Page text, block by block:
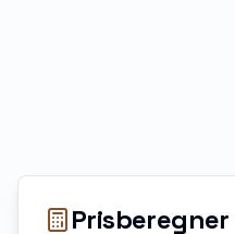
Prisberegner